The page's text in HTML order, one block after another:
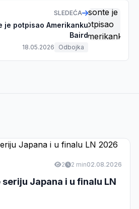
SLEDEĆA
je potpisao Amerikanku
Baird
18.05.2026 Odbojka
2 2 min02.08.2026
Japana i u finalu LN